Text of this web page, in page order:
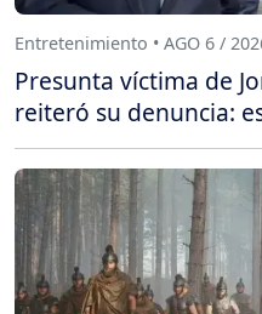
Entretenimiento • AGO 6 /
Presunta víctima de
reiteró su denuncia: